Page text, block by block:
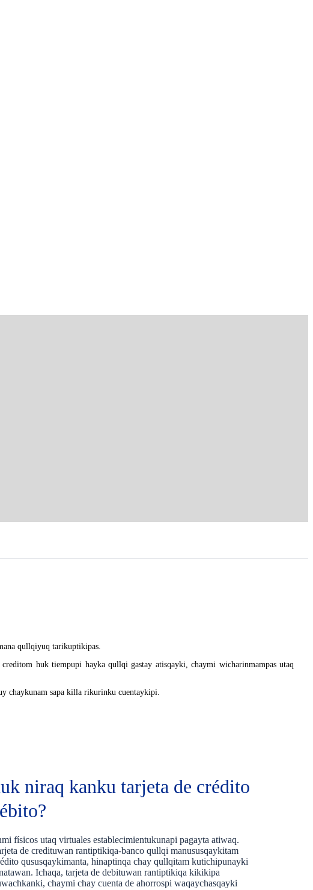
qullqiyuq tarikuptikipas.
huk tiempupi hayka qullqi gastay atisqayki, chaymi wicharinmampas utaq
chaykunam sapa killa rikurinku cuentaykipi.
niraq kanku tarjeta de crédito
físicos utaq virtuales establecimientukunapi pagayta atiwaq.
de credituwan rantiptikiqa-banco qullqi manususqaykitam
qususqaykimanta, hinaptinqa chay qullqitam kutichipunayki
Ichaqa, tarjeta de debituwan rantiptikiqa kikikipa
chaymi chay cuenta de ahorrospi waqaychasqayki